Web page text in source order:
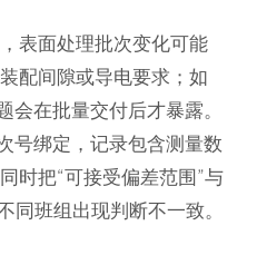
表面处理批次变化可能
配间隙或导电要求；如
会在批量交付后才暴露。
号绑定，记录包含测量数
时把“可接受偏差范围”与
同班组出现判断不一致。